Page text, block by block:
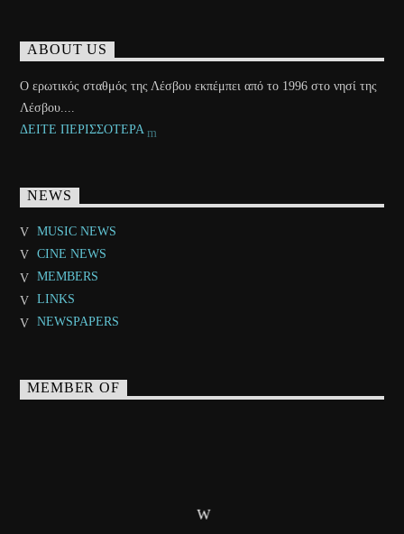
ABOUT US
Ο ερωτικός σταθμός της Λέσβου εκπέμπει από το 1996 στο νησί της
Λέσβου....
ΔΕΙΤΕ ΠΕΡΙΣΣΟΤΕΡΑ
NEWS
MUSIC NEWS
CINE NEWS
MEMBERS
LINKS
NEWSPAPERS
MEMBER OF